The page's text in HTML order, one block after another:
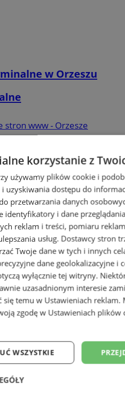
w Orzeszu
stron www - Orzesze
korzystanie z
używamy plików cookie i
uzyskiwania dostępu do
przetwarzania danych
identyfikatory i dane
reklam i treści, pomiaru
usług. Dostawcy stron
Twoje dane w tych i innych
dane geolokalizacyjne i
wyłącznie tej witryny.
uzasadnionym interesie
się temu w Ustawieniach reklam.
zgodę w Ustawieniach plików
WSZYSTKIE